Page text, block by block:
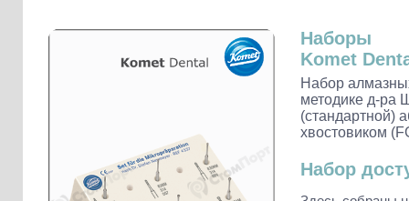
Наконечники и переходники KaVo
Наборы
Komet
Набор
методике д-ра
(стандартной)
хвостовиком
Набор